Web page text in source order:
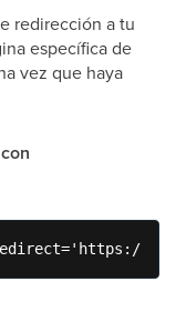
redirección a tu
específica de
vez que haya